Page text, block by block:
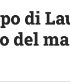
di
del